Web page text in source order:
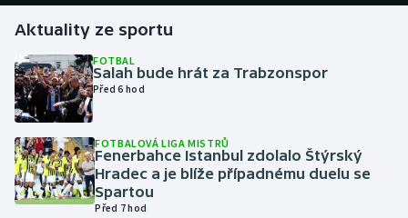
Golf
Gymnastika
Házená
Jezdectví
Judo
Aktuality ze sportu
FOTBAL
Salah bude hrát za Trabzonspor
Před 6 hod
FOTBALOVÁ LIGA MISTRŮ
Fenerbahce Istanbul zdolalo Štýrský
Hradec a je blíže případnému duelu se
Spartou
Před 7 hod